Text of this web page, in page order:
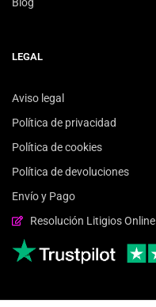
LEGAL
Aviso legal
Política de privacidad
Política de cookies
Política de devoluciones
Envío y Pago
Resolución Litigios Online